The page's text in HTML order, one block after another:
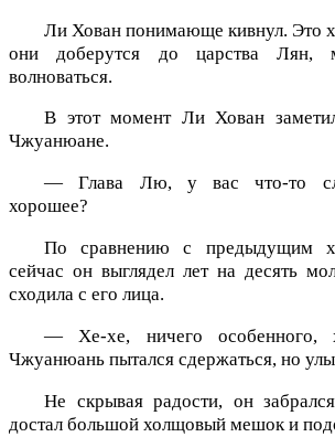
Ли Хован понимающе кивнул. Это
они доберутся до царства Лян,
волноваться.
В этот момент Ли Хован
Чжуанюане.
— Глава Лю, у вас что-то
хорошее?
По сравнению с предыдущим
сейчас он выглядел лет на десять
сходила с его лица.
— Хе-хе, ничего
Чжуанюань пытался сдержаться, но
Не скрывая радости, он
достал большой холщовый мешок и